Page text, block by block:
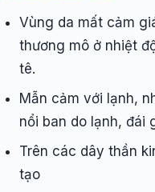
Vùng da mất cảm
thương mô ở nhiệt
tê.
Mẫn cảm với lạnh,
nổi ban do lạnh, đái
Trên các dây thần
tạo